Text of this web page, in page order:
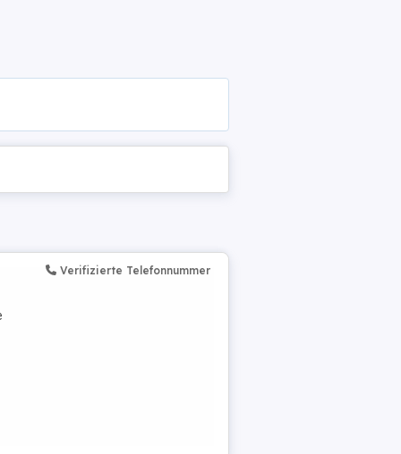
Verifizierte Telefonnummer